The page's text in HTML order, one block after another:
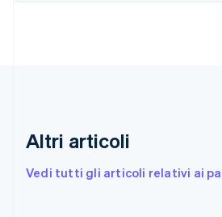
Altri articoli
Vedi tutti gli articoli relativi ai
Finlandia
Francia